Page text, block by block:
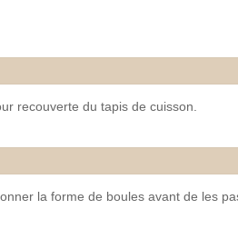
recouverte du tapis de cuisson.
la forme de boules avant de les